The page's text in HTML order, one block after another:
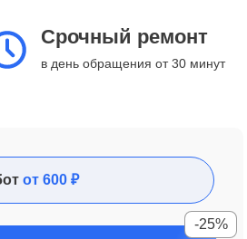
Срочный ремонт
в день обращения от 30 минут
от 600 ₽
-25%